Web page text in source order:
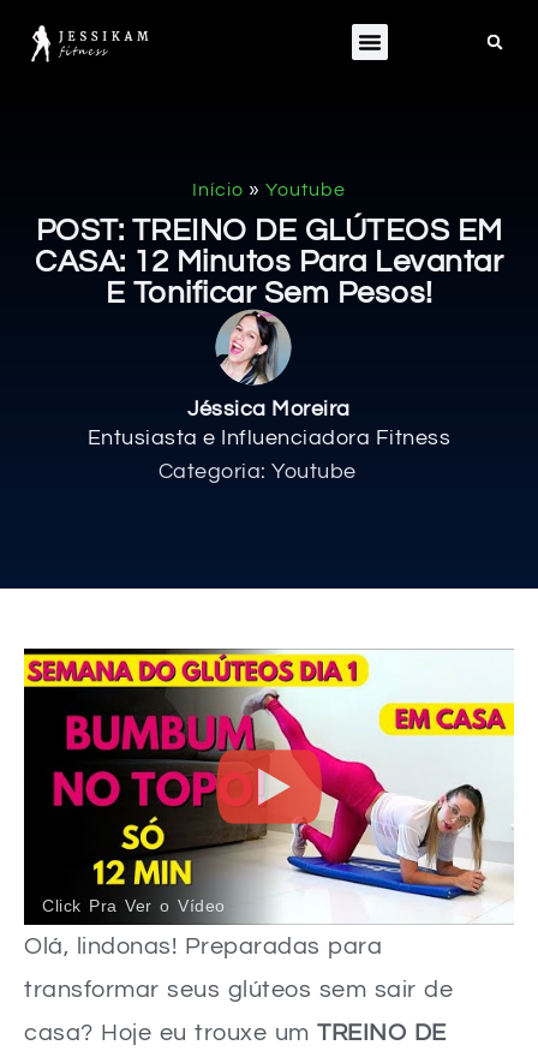
Início »Youtube
POST: TREINO DE GLÚTEOS EM
CASA: 12 Minutos Para Levantar
E Tonificar Sem Pesos!
Jéssica Moreira
Entusiasta e Influenciadora Fitness
Categoria: Youtube
Click Pra Ver o Vídeo
Olá, lindonas! Preparadas para
transformar seus glúteos sem sair de
casa? Hoje eu trouxe um TREINO DE